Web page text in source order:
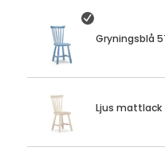
Gryningsblå
Ljus mattlack